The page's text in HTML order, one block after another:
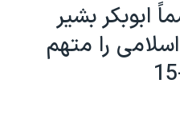
ابوبکر بشير
را متهم